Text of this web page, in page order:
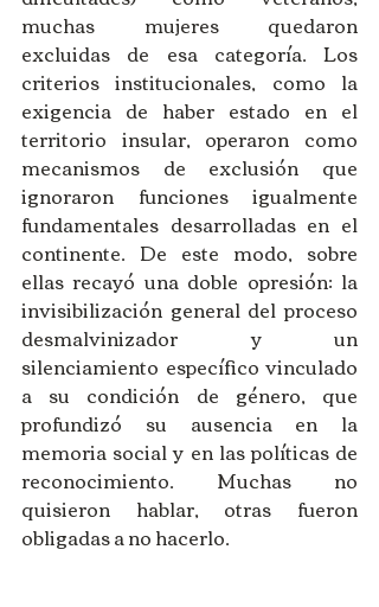
muchas mujeres quedaron
excluidas de esa categoría. Los
criterios institucionales, como la
exigencia de haber estado en el
territorio insular, operaron como
mecanismos de exclusión que
ignoraron funciones igualmente
fundamentales desarrolladas en el
continente. De este modo, sobre
ellas recayó una doble opresión: la
invisibilización general del proceso
desmalvinizador y un
silenciamiento específico vinculado
a su condición de género, que
profundizó su ausencia en la
memoria social y en las políticas de
reconocimiento. Muchas no
quisieron hablar, otras fueron
obligadas a no hacerlo.